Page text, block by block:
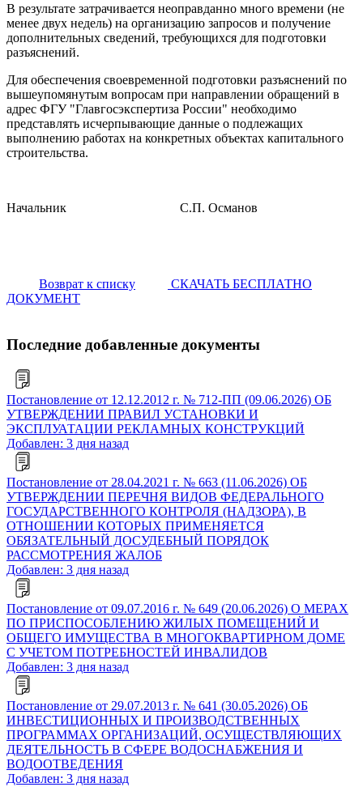
В результате затрачивается неоправданно много времени (не
менее двух недель) на организацию запросов и получение
дополнительных сведений, требующихся для подготовки
разъяснений.
Для обеспечения своевременной подготовки разъяснений по
вышеупомянутым вопросам при направлении обращений в
адрес ФГУ "Главгосэкспертиза России" необходимо
представлять исчерпывающие данные о подлежащих
выполнению работах на конкретных объектах капитального
строительства.
Начальник С.П. Османов
Возврат к списку
СКАЧАТЬ БЕСПЛАТНО
ДОКУМЕНТ
Последние добавленные документы
Постановление от 12.12.2012 г. № 712-ПП (09.06.2026) ОБ
УТВЕРЖДЕНИИ ПРАВИЛ УСТАНОВКИ И
ЭКСПЛУАТАЦИИ РЕКЛАМНЫХ КОНСТРУКЦИЙ
Добавлен: 3 дня назад
Постановление от 28.04.2021 г. № 663 (11.06.2026) ОБ
УТВЕРЖДЕНИИ ПЕРЕЧНЯ ВИДОВ ФЕДЕРАЛЬНОГО
ГОСУДАРСТВЕННОГО КОНТРОЛЯ (НАДЗОРА), В
ОТНОШЕНИИ КОТОРЫХ ПРИМЕНЯЕТСЯ
ОБЯЗАТЕЛЬНЫЙ ДОСУДЕБНЫЙ ПОРЯДОК
РАССМОТРЕНИЯ ЖАЛОБ
Добавлен: 3 дня назад
Постановление от 09.07.2016 г. № 649 (20.06.2026) О МЕРАХ
ПО ПРИСПОСОБЛЕНИЮ ЖИЛЫХ ПОМЕЩЕНИЙ И
ОБЩЕГО ИМУЩЕСТВА В МНОГОКВАРТИРНОМ ДОМЕ
С УЧЕТОМ ПОТРЕБНОСТЕЙ ИНВАЛИДОВ
Добавлен: 3 дня назад
Постановление от 29.07.2013 г. № 641 (30.05.2026) ОБ
ИНВЕСТИЦИОННЫХ И ПРОИЗВОДСТВЕННЫХ
ПРОГРАММАХ ОРГАНИЗАЦИЙ, ОСУЩЕСТВЛЯЮЩИХ
ДЕЯТЕЛЬНОСТЬ В СФЕРЕ ВОДОСНАБЖЕНИЯ И
ВОДООТВЕДЕНИЯ
Добавлен: 3 дня назад